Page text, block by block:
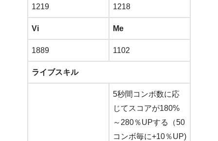
1219 1218
Vi Me
1889 1102
ライブスキル
5秒間コンボ数に応
じてスコアが180%
～280％UPする（50
コンボ毎に+10％UP)